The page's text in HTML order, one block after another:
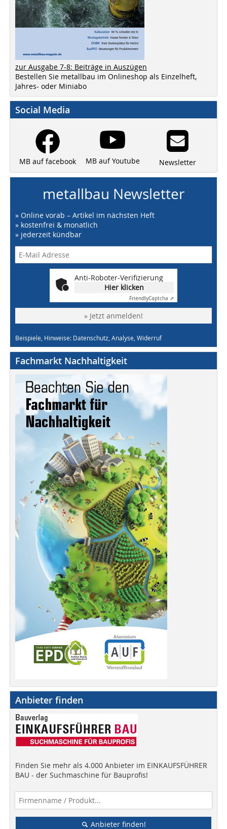
zur Ausgabe 7-8: Beiträge in Auszügen
Bestellen Sie metallbau im Onlineshop als Einzelheft,
Jahres- oder Miniabo
Social Media
MB auf facebook MB auf Youtube Newsletter
metallbau Newsletter
» Online vorab – Artikel im nächsten Heft
» kostenfrei & monatlich
» jederzeit kündbar
Anti-Roboter-Verifizierung
Hier klicken
FriendlyCaptcha ⇗
» Jetzt anmelden!
Beispiele, Hinweise: Datenschutz, Analyse, Widerruf
Fachmarkt Nachhaltigkeit
Anbieter finden
Finden Sie mehr als 4.000 Anbieter im EINKAUFSFÜHRER
BAU - der Suchmaschine für Bauprofis!
Anbieter finden!